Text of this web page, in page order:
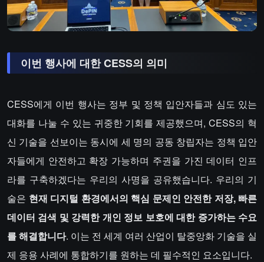
이번 행사에 대한 CESS의 의미
CESS에게 이번 행사는 정부 및 정책 입안자들과 심도 있는
대화를 나눌 수 있는 귀중한 기회를 제공했으며, CESS의 혁
신 기술을 선보이는 동시에 세 명의 공동 창립자는 정책 입안
자들에게 안전하고 확장 가능하며 주권을 가진 데이터 인프
라를 구축하겠다는 우리의 사명을 공유했습니다. 우리의 기
술은 현재 디지털 환경에서의 핵심 문제인 안전한 저장, 빠른
데이터 검색 및 강력한 개인 정보 보호에 대한 증가하는 수요
를 해결합니다. 이는 전 세계 여러 산업이 탈중앙화 기술을 실
제 응용 사례에 통합하기를 원하는 데 필수적인 요소입니다.